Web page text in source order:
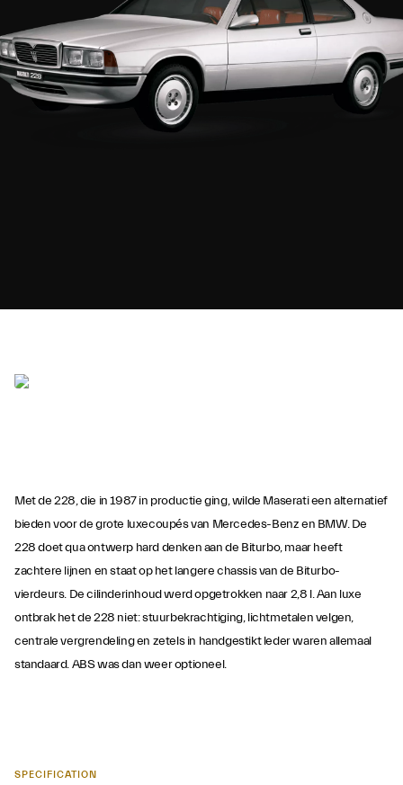
Met de 228, die in 1987 in productie ging, wilde Maserati een alternatief
bieden voor de grote luxecoupés van Mercedes-Benz en BMW. De
228 doet qua ontwerp hard denken aan de Biturbo, maar heeft
zachtere lijnen en staat op het langere chassis van de Biturbo-
vierdeurs. De cilinderinhoud werd opgetrokken naar 2,8 l. Aan luxe
ontbrak het de 228 niet: stuurbekrachtiging, lichtmetalen velgen,
centrale vergrendeling en zetels in handgestikt leder waren allemaal
standaard. ABS was dan weer optioneel.
SPECIFICATION